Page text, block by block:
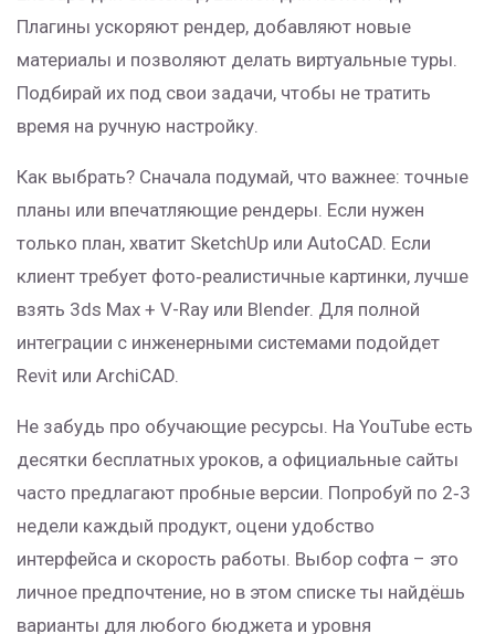
Плагины ускоряют рендер, добавляют новые
материалы и позволяют делать виртуальные туры.
Подбирай их под свои задачи, чтобы не тратить
время на ручную настройку.
Как выбрать? Сначала подумай, что важнее: точные
планы или впечатляющие рендеры. Если нужен
только план, хватит SketchUp или AutoCAD. Если
клиент требует фото‑реалистичные картинки, лучше
взять 3ds Max + V-Ray или Blender. Для полной
интеграции с инженерными системами подойдет
Revit или ArchiCAD.
Не забудь про обучающие ресурсы. На YouTube есть
десятки бесплатных уроков, а официальные сайты
часто предлагают пробные версии. Попробуй по 2‑3
недели каждый продукт, оцени удобство
интерфейса и скорость работы. Выбор софта – это
личное предпочтение, но в этом списке ты найдёшь
варианты для любого бюджета и уровня